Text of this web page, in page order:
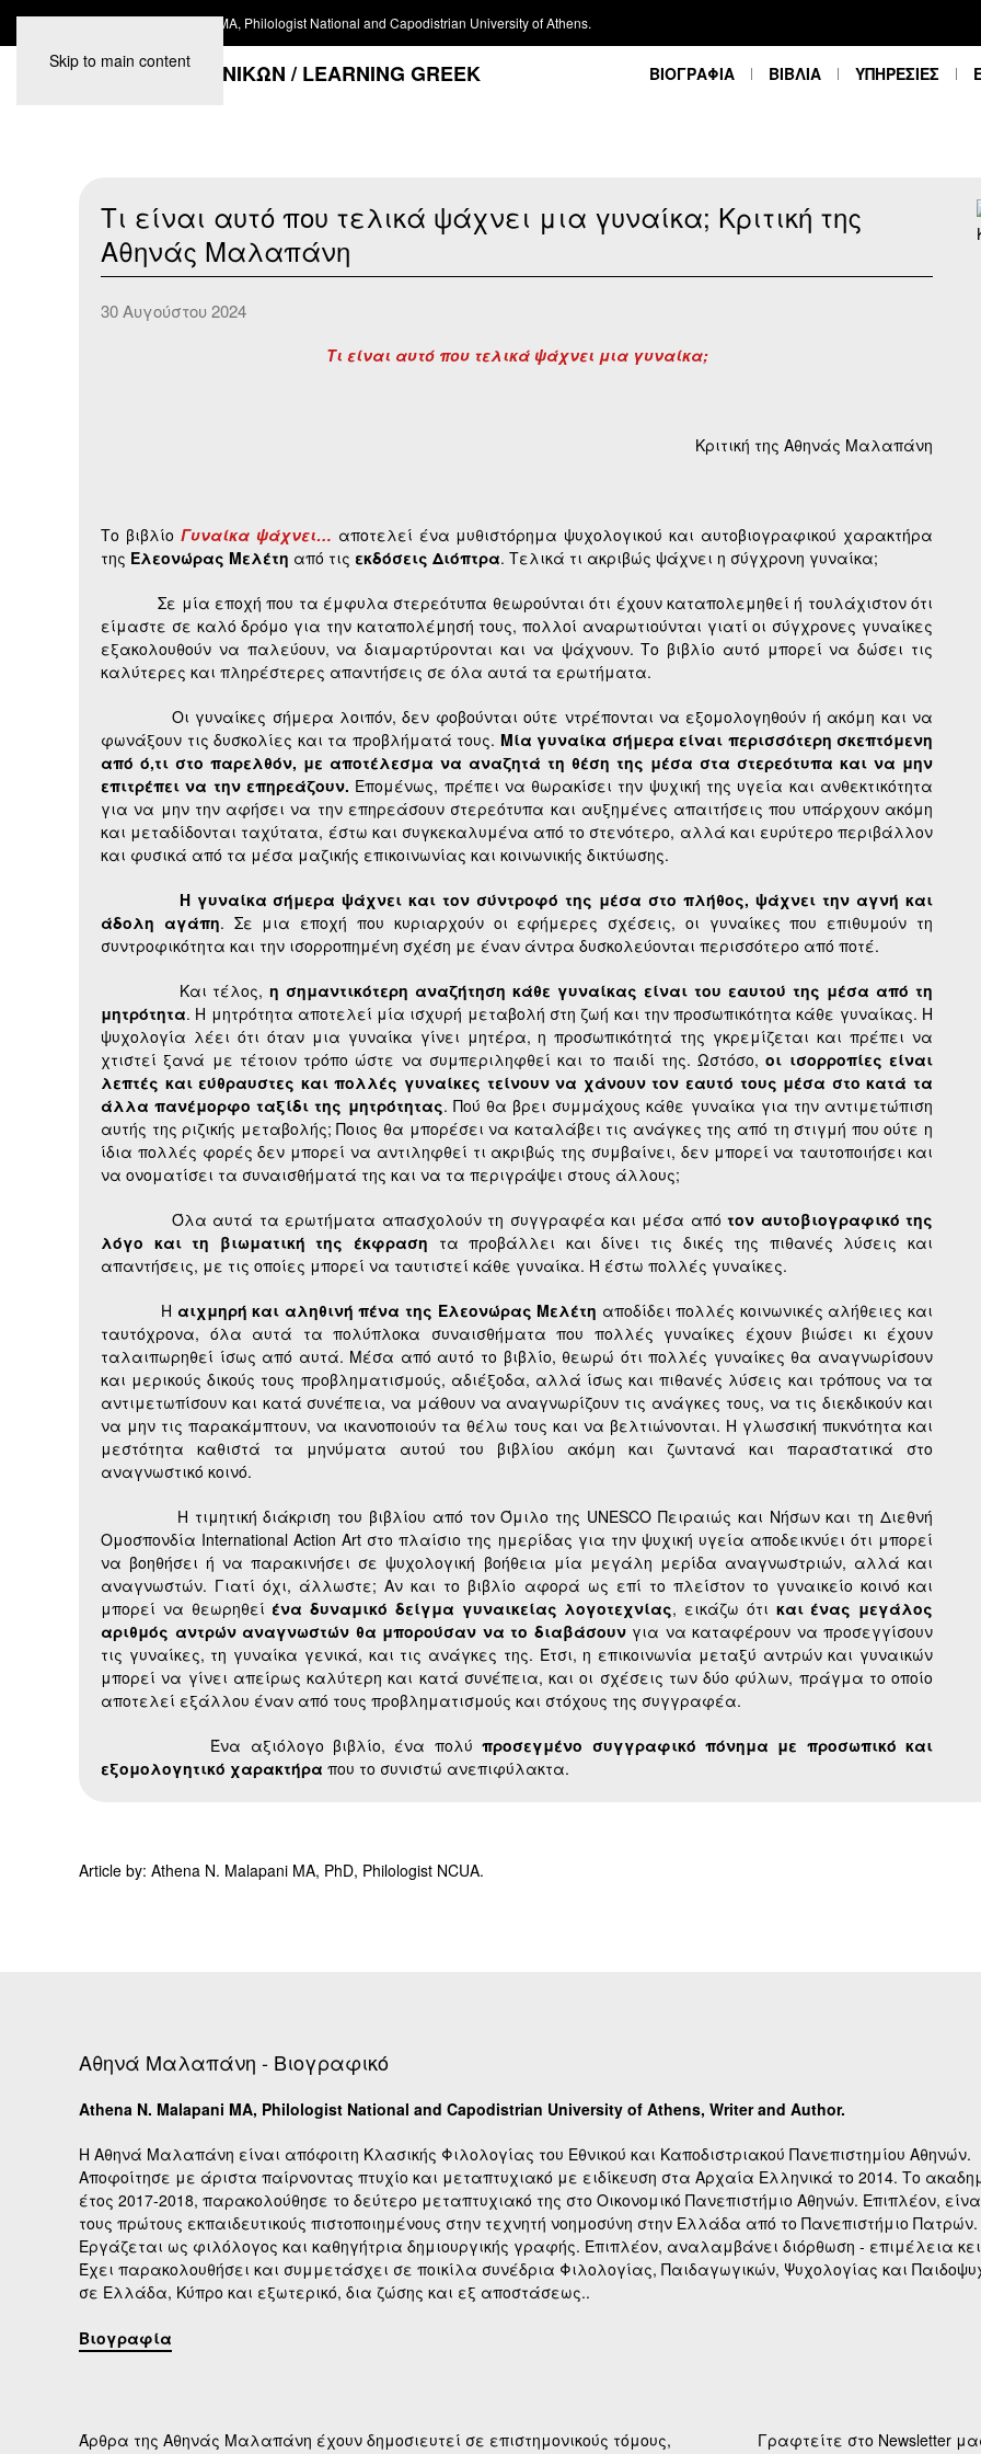
Skip to main content
#ACWA. Athena N. Malapani MA, Philologist National and Capodistrian University of Athens.
ΜΑΘΗΜΑΤΑ ΕΛΛΗΝΙΚΩΝ / LEARNING GREEK ΒΙΟΓΡΑΦΙΑ ΒΙΒΛΙΑ ΥΠΗΡΕΣΙΕΣ
Τι είναι αυτό που τελικά ψάχνει μια γυναίκα; Κριτική της
Αθηνάς Μαλαπάνη
30 Αυγούστου 2024
Τι είναι αυτό που τελικά ψάχνει μια γυναίκα;
Κριτική της Αθηνάς Μαλαπάνη
Το βιβλίο Γυναίκα ψάχνει… αποτελεί ένα μυθιστόρημα ψυχολογικού και αυτοβιογραφικού χαρακτήρα
της Ελεονώρας Μελέτη από τις εκδόσεις Διόπτρα. Τελικά τι ακριβώς ψάχνει η σύγχρονη γυναίκα;
Σε μία εποχή που τα έμφυλα στερεότυπα θεωρούνται ότι έχουν καταπολεμηθεί ή τουλάχιστον ότι
είμαστε σε καλό δρόμο για την καταπολέμησή τους, πολλοί αναρωτιούνται γιατί οι σύγχρονες γυναίκες
εξακολουθούν να παλεύουν, να διαμαρτύρονται και να ψάχνουν. Το βιβλίο αυτό μπορεί να δώσει τις
καλύτερες και πληρέστερες απαντήσεις σε όλα αυτά τα ερωτήματα.
Οι γυναίκες σήμερα λοιπόν, δεν φοβούνται ούτε ντρέπονται να εξομολογηθούν ή ακόμη και να
φωνάξουν τις δυσκολίες και τα προβλήματά τους. Μία γυναίκα σήμερα είναι περισσότερη σκεπτόμενη
από ό,τι στο παρελθόν, με αποτέλεσμα να αναζητά τη θέση της μέσα στα στερεότυπα και να μην
επιτρέπει να την επηρεάζουν. Επομένως, πρέπει να θωρακίσει την ψυχική της υγεία και ανθεκτικότητα
για να μην την αφήσει να την επηρεάσουν στερεότυπα και αυξημένες απαιτήσεις που υπάρχουν ακόμη
και μεταδίδονται ταχύτατα, έστω και συγκεκαλυμένα από το στενότερο, αλλά και ευρύτερο περιβάλλον
και φυσικά από τα μέσα μαζικής επικοινωνίας και κοινωνικής δικτύωσης.
Η γυναίκα σήμερα ψάχνει και τον σύντροφό της μέσα στο πλήθος, ψάχνει την αγνή και
άδολη αγάπη. Σε μια εποχή που κυριαρχούν οι εφήμερες σχέσεις, οι γυναίκες που επιθυμούν τη
συντροφικότητα και την ισορροπημένη σχέση με έναν άντρα δυσκολεύονται περισσότερο από ποτέ.
Και τέλος,η σημαντικότερη αναζήτηση κάθε γυναίκας είναι του εαυτού της μέσα από τη
μητρότητα. Η μητρότητα αποτελεί μία ισχυρή μεταβολή στη ζωή και την προσωπικότητα κάθε γυναίκας. Η
ψυχολογία λέει ότι όταν μια γυναίκα γίνει μητέρα, η προσωπικότητά της γκρεμίζεται και πρέπει να
χτιστεί ξανά με τέτοιον τρόπο ώστε να συμπεριληφθεί και το παιδί της. Ωστόσο,οι ισορροπίες είναι
λεπτές και εύθραυστες και πολλές γυναίκες τείνουν να χάνουν τον εαυτό τους μέσα στο κατά τα
άλλα πανέμορφο ταξίδι της μητρότητας. Πού θα βρει συμμάχους κάθε γυναίκα για την αντιμετώπιση
αυτής της ριζικής μεταβολής; Ποιος θα μπορέσει να καταλάβει τις ανάγκες της από τη στιγμή που ούτε η
ίδια πολλές φορές δεν μπορεί να αντιληφθεί τι ακριβώς της συμβαίνει, δεν μπορεί να ταυτοποιήσει και
να ονοματίσει τα συναισθήματά της και να τα περιγράψει στους άλλους;
Όλα αυτά τα ερωτήματα απασχολούν τη συγγραφέα και μέσα απότον αυτοβιογραφικό της
λόγο και τη βιωματική της έκφραση τα προβάλλει και δίνει τις δικές της πιθανές λύσεις και
απαντήσεις, με τις οποίες μπορεί να ταυτιστεί κάθε γυναίκα. Ή έστω πολλές γυναίκες.
Η αιχμηρή και αληθινή πένα της Ελεονώρας Μελέτη αποδίδει πολλές κοινωνικές αλήθειες και
ταυτόχρονα, όλα αυτά τα πολύπλοκα συναισθήματα που πολλές γυναίκες έχουν βιώσει κι έχουν
ταλαιπωρηθεί ίσως από αυτά. Μέσα από αυτό το βιβλίο, θεωρώ ότι πολλές γυναίκες θα αναγνωρίσουν
και μερικούς δικούς τους προβληματισμούς, αδιέξοδα, αλλά ίσως και πιθανές λύσεις και τρόπους να τα
αντιμετωπίσουν και κατά συνέπεια, να μάθουν να αναγνωρίζουν τις ανάγκες τους, να τις διεκδικούν και
να μην τις παρακάμπτουν, να ικανοποιούν τα θέλω τους και να βελτιώνονται. Η γλωσσική πυκνότητα και
μεστότητα καθιστά τα μηνύματα αυτού του βιβλίου ακόμη και ζωντανά και παραστατικά στο
αναγνωστικό κοινό.
Η τιμητική διάκριση του βιβλίου από τον Όμιλο της UNESCO Πειραιώς και Νήσων και τη Διεθνή
Ομοσπονδία International Action Art στο πλαίσιο της ημερίδας για την ψυχική υγεία αποδεικνύει ότι μπορεί
να βοηθήσει ή να παρακινήσει σε ψυχολογική βοήθεια μία μεγάλη μερίδα αναγνωστριών, αλλά και
αναγνωστών. Γιατί όχι, άλλωστε; Αν και το βιβλίο αφορά ως επί το πλείστον το γυναικείο κοινό και
μπορεί να θεωρηθείένα δυναμικό δείγμα γυναικείας λογοτεχνίας, εικάζω ότι και ένας μεγάλος
αριθμός αντρών αναγνωστών θα μπορούσαν να το διαβάσουνγια να καταφέρουν να προσεγγίσουν
τις γυναίκες, τη γυναίκα γενικά, και τις ανάγκες της. Έτσι, η επικοινωνία μεταξύ αντρών και γυναικών
μπορεί να γίνει απείρως καλύτερη και κατά συνέπεια, και οι σχέσεις των δύο φύλων, πράγμα το οποίο
αποτελεί εξάλλου έναν από τους προβληματισμούς και στόχους της συγγραφέα.
Ένα αξιόλογο βιβλίο, ένα πολύπροσεγμένο συγγραφικό πόνημα με προσωπικό και
εξομολογητικό χαρακτήρα που το συνιστώ ανεπιφύλακτα.
Article by: Athena N. Malapani MA, PhD, Philologist NCUA.
Αθηνά Μαλαπάνη - Βιογραφικό
Athena N. Malapani MA, Philologist National and Capodistrian University of Athens, Writer and Author.
Η Αθηνά Μαλαπάνη είναι απόφοιτη Κλασικής Φιλολογίας του Εθνικού και Καποδιστριακού Πανεπιστημίου Αθηνών.
Αποφοίτησε με άριστα παίρνοντας πτυχίο και μεταπτυχιακό με ειδίκευση στα Αρχαία Ελληνικά το 2014. Το
έτος 2017-2018, παρακολούθησε το δεύτερο μεταπτυχιακό της στο Οικονομικό Πανεπιστήμιο Αθηνών. Επιπλέον,
τους πρώτους εκπαιδευτικούς πιστοποιημένους στην τεχνητή νοημοσύνη στην Ελλάδα από το Πανεπιστήμιο Πατρών.
Εργάζεται ως φιλόλογος και καθηγήτρια δημιουργικής γραφής. Επιπλέον, αναλαμβάνει διόρθωση - επιμέλεια
Έχει παρακολουθήσει και συμμετάσχει σε ποικίλα συνέδρια Φιλολογίας, Παιδαγωγικών, Ψυχολογίας και
σε Ελλάδα, Κύπρο και εξωτερικό, δια ζώσης και εξ αποστάσεως..
Βιογραφία
Άρθρα της Αθηνάς Μαλαπάνη έχουν δημοσιευτεί σε επιστημονικούς τόμους,
Γραφτείτε στο Newsletter